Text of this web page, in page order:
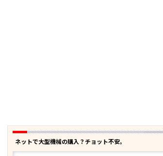
ネットで大型機械の購入？チョット不安。